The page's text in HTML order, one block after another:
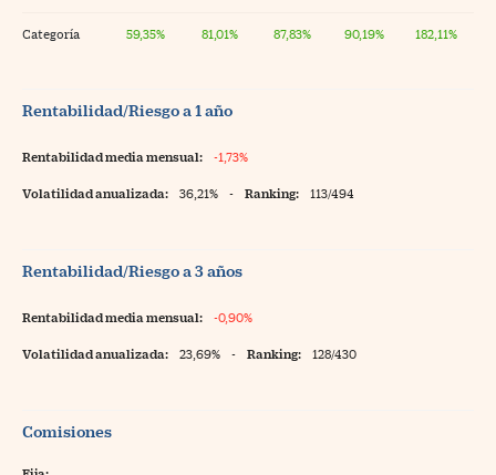
Categoría 59,35% 81,01% 87,83% 90,19% 182,11%
Rentabilidad/Riesgo a 1 año
Rentabilidad media mensual: -1,73%
Volatilidad anualizada: 36,21% - Ranking: 113/494
Rentabilidad/Riesgo a 3 años
Rentabilidad media mensual: -0,90%
Volatilidad anualizada: 23,69% - Ranking: 128/430
Comisiones